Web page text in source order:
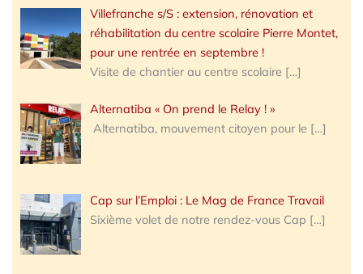
Villefranche s/S : extension, rénovation et
réhabilitation du centre scolaire Pierre Montet,
pour une rentrée en septembre !
Visite de chantier au centre scolaire […]
Alternatiba « On prend le Relay ! »
Alternatiba, mouvement citoyen pour le […]
Cap sur l’Emploi : Le Mag de France Travail
Sixième volet de notre rendez-vous Cap […]